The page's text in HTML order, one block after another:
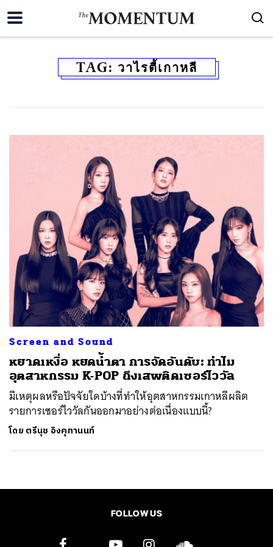
TAG: วาไรตี้เกาหลี
Screen and Sound
หยาดเหงื่อ หยดน้ำตา การจัดอันดับ: ทำไม
อุตสาหกรรม K-POP ถึงเสพติดเซอร์ไววัล
มีเหตุผลหรือปัจจัยใดบ้างที่ทำให้อุตสาหกรรมเกาหลีผลิต
รายการเซอร์ไววัลกันออกมาอย่างต่อเนื่องแบบนี้?
โดย ตรีนุช อิงคุทานนท์
FOLLOW US
ค้นหา
SHARE TWEET LINE EMAIL